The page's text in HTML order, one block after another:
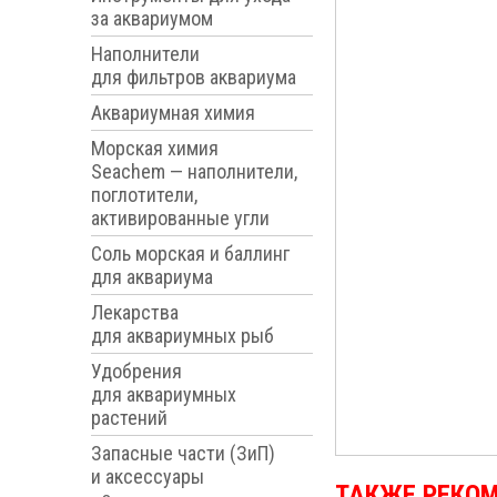
за аквариумом
Наполнители
для фильтров аквариума
Аквариумная химия
Морская химия
Seachem — наполнители,
поглотители,
активированные угли
Соль морская и баллинг
для аквариума
Лекарства
для аквариумных рыб
Удобрения
для аквариумных
растений
Запасные части (ЗиП)
и аксессуары